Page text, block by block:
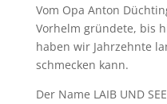
Vom Opa Anton
Vorhelm gründete, bis
haben wir Jahrzehnte
schmecken kann.
Der Name LAIB UND